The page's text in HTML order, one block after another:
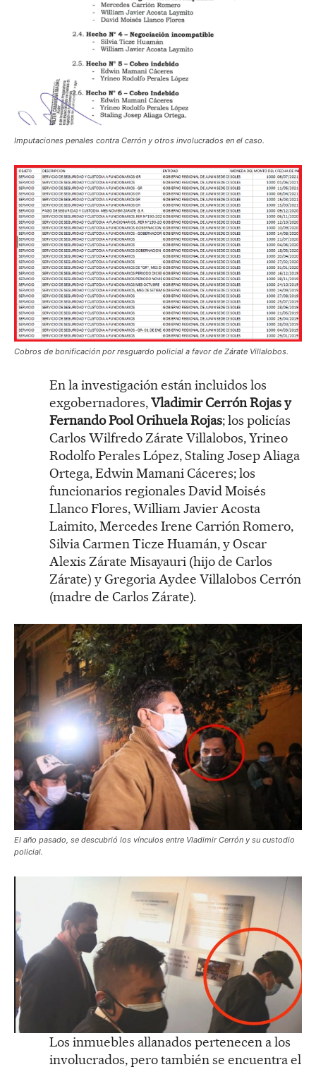
Imputaciones penales contra Cerrón y otros involucrados en el caso.
Cobros de bonificación por resguardo policial a favor de Zárate Villalobos.
En la investigación están incluidos los
exgobernadores,Vladimir Cerrón Rojas y
Fernando Pool Orihuela Rojas; los policías
Carlos Wilfredo Zárate Villalobos, Yrineo
Rodolfo Perales López, Staling Josep Aliaga
Ortega, Edwin Mamani Cáceres; los
funcionarios regionales David Moisés
Llanco Flores, William Javier Acosta
Laimito, Mercedes Irene Carrión Romero,
Silvia Carmen Ticze Huamán, y Oscar
Alexis Zárate Misayauri (hijo de Carlos
Zárate) y Gregoria Aydee Villalobos Cerrón
(madre de Carlos Zárate).
El año pasado, se descubrió los vínculos entre Vladimir Cerrón y su custodio
policial.
Los inmuebles allanados pertenecen a los
involucrados, pero también se encuentra el